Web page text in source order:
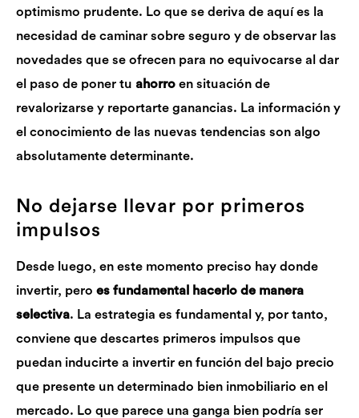
optimismo prudente. Lo que se deriva de aquí es la
necesidad de caminar sobre seguro y de observar las
novedades que se ofrecen para no equivocarse al dar
el paso de poner tu ahorro en situación de
revalorizarse y reportarte ganancias. La información y
el conocimiento de las nuevas tendencias son algo
absolutamente determinante.
No dejarse llevar por primeros
impulsos
Desde luego, en este momento preciso hay donde
invertir, pero es fundamental hacerlo de manera
selectiva. La estrategia es fundamental y, por tanto,
conviene que descartes primeros impulsos que
puedan inducirte a invertir en función del bajo precio
que presente un determinado bien inmobiliario en el
mercado. Lo que parece una ganga bien podría ser